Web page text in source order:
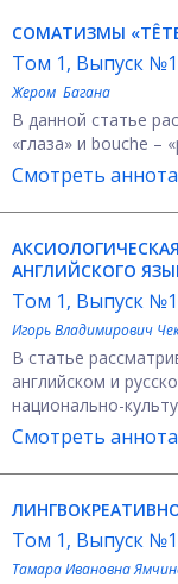
СОМАТИЗМЫ
Том 1, Выпуск
Жером Багана
В данной статье
«глаза» и bouche –
Смотреть
АНГЛИЙСКОГО
Том 1, Выпуск
Игорь Владимирович
В статье
английском и
национально-
Смотреть
Том 1, Выпуск
Тамара Ивановна